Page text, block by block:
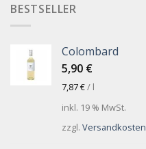
BESTSELLER
Colombard
5,90 €
7,87€/ l
inkl. 19 % MwSt.
zzgl. Versandkosten